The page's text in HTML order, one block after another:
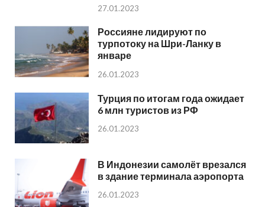
27.01.2023
Россияне лидируют по
турпотоку на Шри-Ланку в
январе
26.01.2023
Турция по итогам года ожидает
6 млн туристов из РФ
26.01.2023
В Индонезии самолёт врезался
в здание терминала аэропорта
26.01.2023